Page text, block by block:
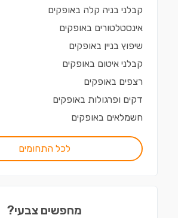
קבלני בניה קלה באופקים
אינסטלטורים באופקים
שיפוץ בניין באופקים
קבלני איטום באופקים
רצפים באופקים
דקים ופרגולות באופקים
חשמלאים באופקים
לכל התחומים
מחפשים צבעי?